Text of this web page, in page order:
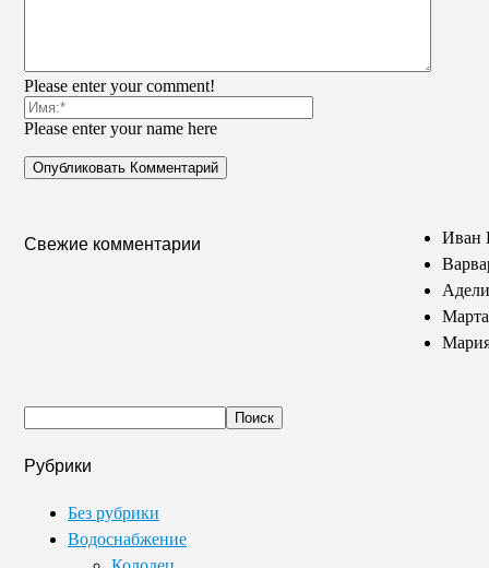
Please enter your comment!
Please enter your name here
Свежие комментарии
Иван
Марта
Рубрики
Без рубрики
Водоснабжение